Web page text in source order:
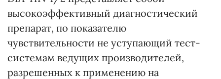
высокоэффективный диагностический
препарат, по показателю
чувствительности не уступающий тест-
системам ведущих производителей,
разрешенных к применению на